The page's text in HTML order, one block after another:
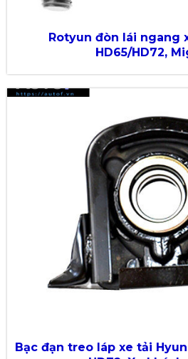
Rotyun đòn lái ngang
HD65/HD72,
Bạc đạn treo láp xe tải